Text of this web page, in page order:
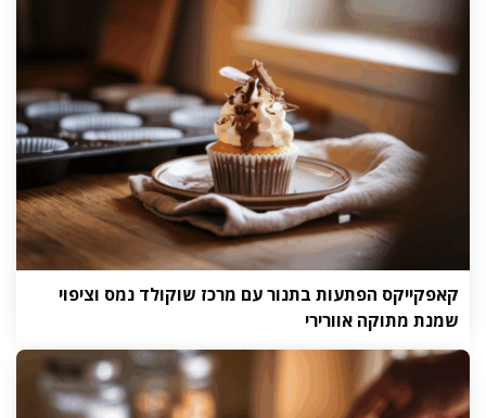
קאפקייקס הפתעות בתנור עם מרכז שוקולד נמס וציפוי
שמנת מתוקה אוורירי